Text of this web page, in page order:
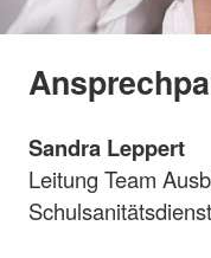
Sandra Leppert
Leitung Team
Schulsanitätsdienst